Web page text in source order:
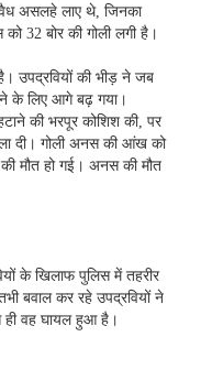
असलहे लाए थे, जिनका
32 बोर की गोली लगी है।
उपद्रवियों की भीड़ ने जब
के लिए आगे बढ़ गया।
की भरपूर कोशिश की, पर
दी। गोली अनस की आंख को
मौत हो गई। अनस की मौत
के खिलाफ पुलिस में तहरीर
बवाल कर रहे उपद्रवियों ने
ही वह घायल हुआ है।